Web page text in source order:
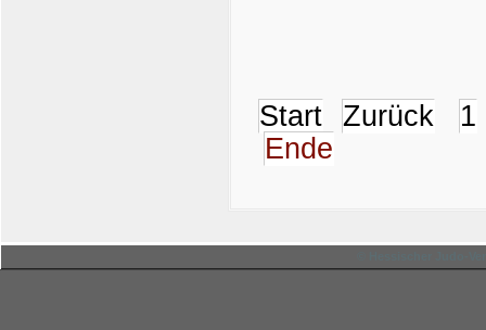
Start Zurück
1
Ende